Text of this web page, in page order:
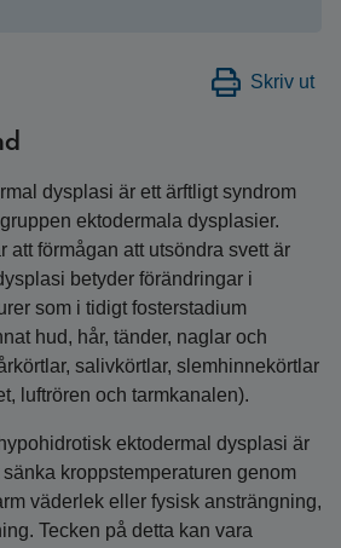
Skriv ut
dysplasi är ett ärftligt syndrom
ektodermala dysplasier.
att förmågan att utsöndra svett är
betyder förändringar i
som i tidigt fosterstadium
hud, hår, tänder, naglar och
salivkörtlar, slemhinnekörtlar
luftrören och tarmkanalen).
ektodermal dysplasi är
kroppstemperaturen genom
väderlek eller fysisk ansträngning,
Tecken på detta kan vara